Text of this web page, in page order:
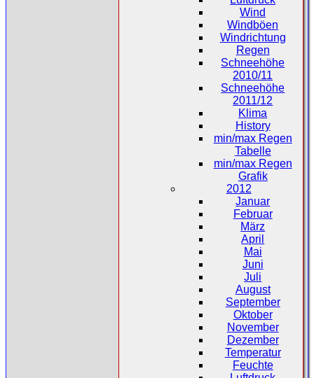
Wind
Windböen
Windrichtung
Regen
Schneehöhe
2010/11
Schneehöhe
2011/12
Klima
History
min/max Regen
Tabelle
min/max Regen
Grafik
2012
Januar
Februar
März
April
Mai
Juni
Juli
August
September
Oktober
November
Dezember
Temperatur
Feuchte